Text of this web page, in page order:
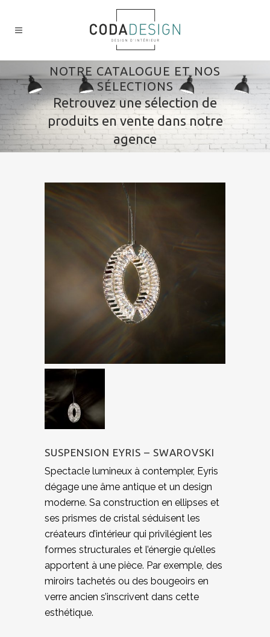
NOTRE CATALOGUE ET NOS
SÉLECTIONS
Retrouvez une sélection de
produits en vente dans notre
agence
SUSPENSION EYRIS – SWAROVSKI
Spectacle lumineux à contempler, Eyris
dégage une âme antique et un design
moderne. Sa construction en ellipses et
ses prismes de cristal séduisent les
créateurs d’intérieur qui privilégient les
formes structurales et l’énergie qu’elles
apportent à une pièce. Par exemple, des
miroirs tachetés ou des bougeoirs en
verre ancien s’inscrivent dans cette
esthétique.